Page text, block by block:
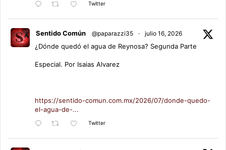
Twitter
Sentido Común @paparazzi35 · julio 16, 2026
¿Dónde quedó el agua de Reynosa? Segunda Parte
Especial. Por Isaias Alvarez
https://sentido-comun.com.mx/2026/07/donde-quedo-
el-agua-de-...
Twitter